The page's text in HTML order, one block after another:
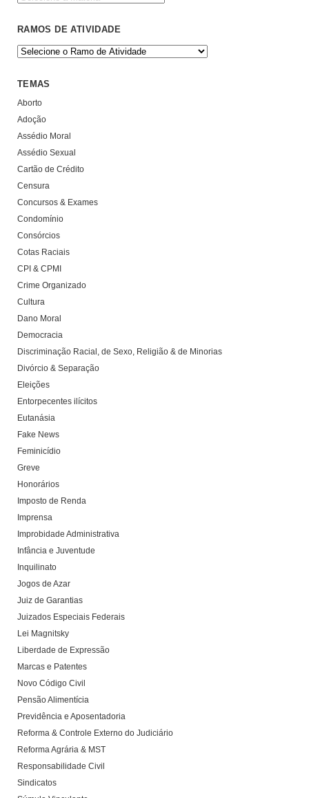
RAMOS DE ATIVIDADE
TEMAS
Aborto
Adoção
Assédio Moral
Assédio Sexual
Cartão de Crédito
Censura
Concursos & Exames
Condomínio
Consórcios
Cotas Raciais
CPI & CPMI
Crime Organizado
Cultura
Dano Moral
Democracia
Discriminação Racial, de Sexo, Religião & de Minorias
Divórcio & Separação
Eleições
Entorpecentes ilícitos
Eutanásia
Fake News
Feminicídio
Greve
Honorários
Imposto de Renda
Imprensa
Improbidade Administrativa
Infância e Juventude
Inquilinato
Jogos de Azar
Juiz de Garantias
Juizados Especiais Federais
Lei Magnitsky
Liberdade de Expressão
Marcas e Patentes
Novo Código Civil
Pensão Alimentícia
Previdência e Aposentadoria
Reforma & Controle Externo do Judiciário
Reforma Agrária & MST
Responsabilidade Civil
Sindicatos